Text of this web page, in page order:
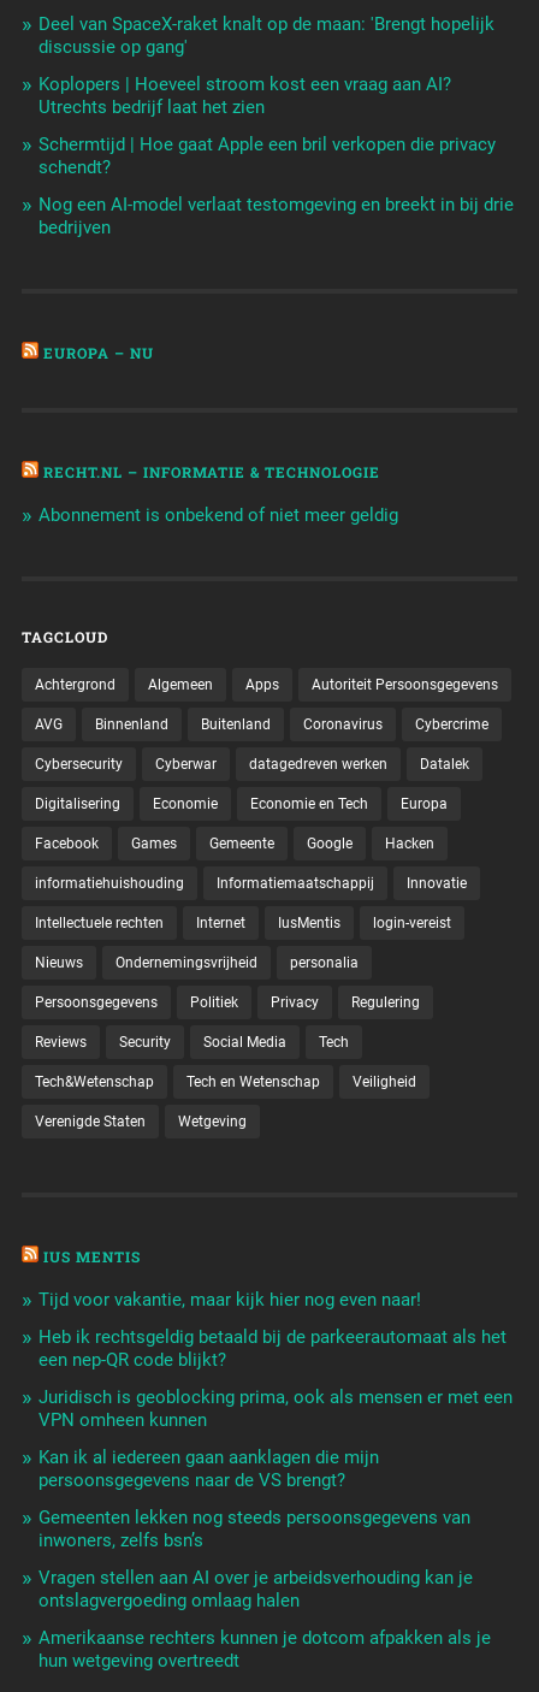
Deel van SpaceX-raket knalt op de maan: 'Brengt hopelijk
discussie op gang'
Koplopers | Hoeveel stroom kost een vraag aan AI?
Utrechts bedrijf laat het zien
Schermtijd | Hoe gaat Apple een bril verkopen die privacy
schendt?
Nog een AI-model verlaat testomgeving en breekt in bij drie
bedrijven
EUROPA – NU
RECHT.NL – INFORMATIE & TECHNOLOGIE
Abonnement is onbekend of niet meer geldig
TAGCLOUD
Achtergrond Algemeen Apps Autoriteit Persoonsgegevens
AVG Binnenland Buitenland Coronavirus Cybercrime
Cybersecurity Cyberwar datagedreven werken Datalek
Digitalisering Economie Economie en Tech Europa
Facebook Games Gemeente Google Hacken
informatiehuishouding Informatiemaatschappij Innovatie
Intellectuele rechten Internet IusMentis login-vereist
Nieuws Ondernemingsvrijheid personalia
Persoonsgegevens Politiek Privacy Regulering
Reviews Security Social Media Tech
Tech&Wetenschap Tech en Wetenschap Veiligheid
Verenigde Staten Wetgeving
IUS MENTIS
Tijd voor vakantie, maar kijk hier nog even naar!
Heb ik rechtsgeldig betaald bij de parkeerautomaat als het
een nep-QR code blijkt?
Juridisch is geoblocking prima, ook als mensen er met een
VPN omheen kunnen
Kan ik al iedereen gaan aanklagen die mijn
persoonsgegevens naar de VS brengt?
Gemeenten lekken nog steeds persoonsgegevens van
inwoners, zelfs bsn’s
Vragen stellen aan AI over je arbeidsverhouding kan je
ontslagvergoeding omlaag halen
Amerikaanse rechters kunnen je dotcom afpakken als je
hun wetgeving overtreedt